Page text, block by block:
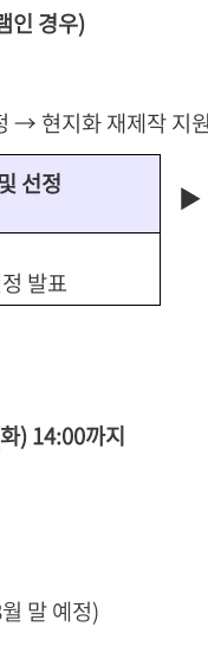
인 경우)
→ 현지화 재제작 지원
선정
발표
▶
) 14:00까지
말 예정)